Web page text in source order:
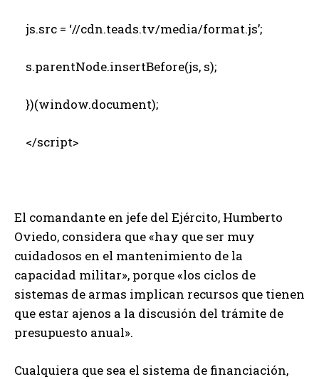
js.src = ‘//cdn.teads.tv/media/format.js’;
s.parentNode.insertBefore(js, s);
})(window.document);
</script>
El comandante en jefe del Ejército, Humberto
Oviedo, considera que «hay que ser muy
cuidadosos en el mantenimiento de la
capacidad militar», porque «los ciclos de
sistemas de armas implican recursos que tienen
que estar ajenos a la discusión del trámite de
presupuesto anual».
Cualquiera que sea el sistema de financiación,